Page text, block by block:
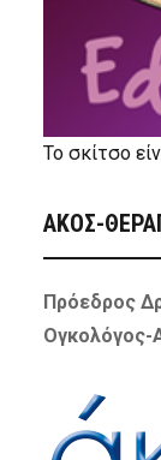
Το σκίτσο
ΑΚΟΣ-
Πρόεδρος
Ογκολόγος-